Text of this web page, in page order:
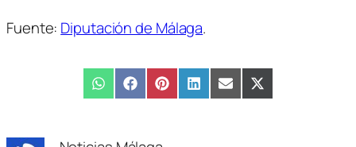
Fuente: Diputación de Málaga.
Compartir
en
WhatsAppCompartir
en
FacebookCompartir
en
PinterestCompartir
en
LinkedInCompartir
en
EmailCompartir
en
X
(Twitter)